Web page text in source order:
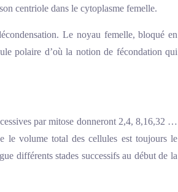
centriole dans le cytoplasme femelle.
Le noyau femelle, bloqué en
polaire d’où la notion de fécondation qui
par mitose donneront 2,4, 8,16,32 …
le volume total des cellules est toujours le
différents stades successifs au début de la